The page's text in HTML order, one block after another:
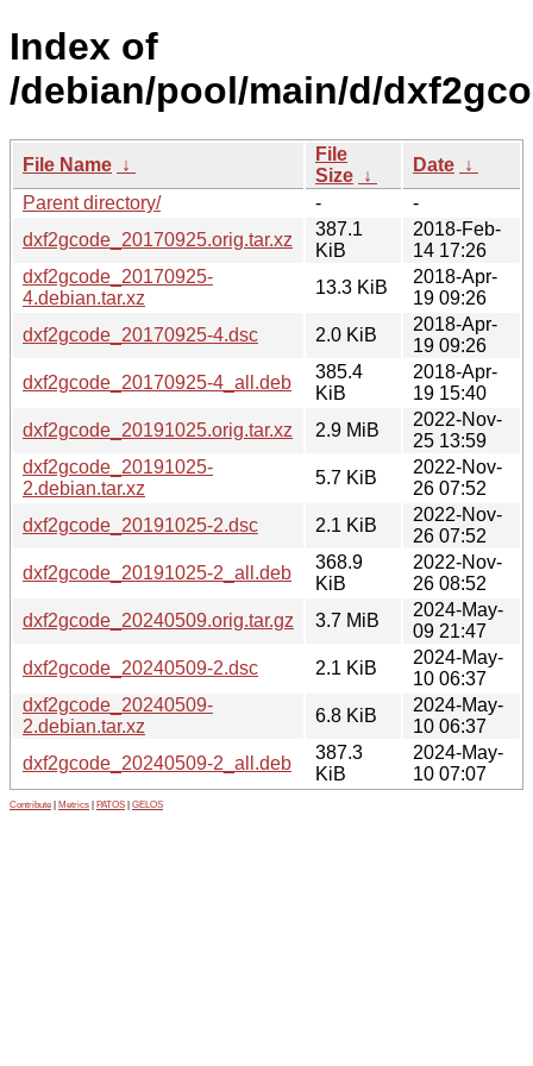
Index of
/debian/pool/main/d/
File Name ↓
File
Size ↓
Date ↓
Parent directory/
-
-
dxf2gcode_20170925.orig.tar.xz
387.1
KiB
2018-Feb-
14 17:26
dxf2gcode_20170925-
4.debian.tar.xz
13.3 KiB
2018-Apr-
19 09:26
dxf2gcode_20170925-4.dsc
2.0 KiB
2018-Apr-
19 09:26
dxf2gcode_20170925-4_all.deb
385.4
KiB
2018-Apr-
19 15:40
dxf2gcode_20191025.orig.tar.xz
2.9 MiB
2022-Nov-
25 13:59
dxf2gcode_20191025-
2.debian.tar.xz
5.7 KiB
2022-Nov-
26 07:52
dxf2gcode_20191025-2.dsc
2.1 KiB
2022-Nov-
26 07:52
dxf2gcode_20191025-2_all.deb
368.9
KiB
2022-Nov-
26 08:52
dxf2gcode_20240509.orig.tar.gz
3.7 MiB
2024-May-
09 21:47
dxf2gcode_20240509-2.dsc
2.1 KiB
2024-May-
10 06:37
dxf2gcode_20240509-
2.debian.tar.xz
6.8 KiB
2024-May-
10 06:37
dxf2gcode_20240509-2_all.deb
387.3
KiB
2024-May-
10 07:07
Contribute Metrics PATOS GELOS